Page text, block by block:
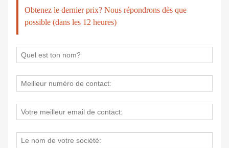
Obtenez le dernier prix? Nous répondrons dès que
possible (dans les 12 heures)